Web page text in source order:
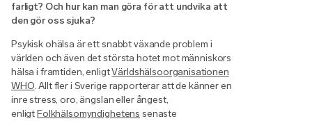
farligt? Och hur kan man göra för att undvika att
den gör oss sjuka?
Psykisk ohälsa är ett snabbt växande problem i
världen och även det största hotet mot människors
hälsa i framtiden, enligtVärldshälsoorganisationen
WHO. Allt fler i Sverige rapporterar att de känner en
inre stress, oro, ängslan eller ångest,
enligtFolkhälsomyndighetens senaste